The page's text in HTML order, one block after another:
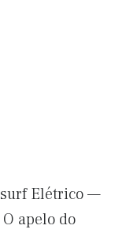
Elétrico —
apelo do